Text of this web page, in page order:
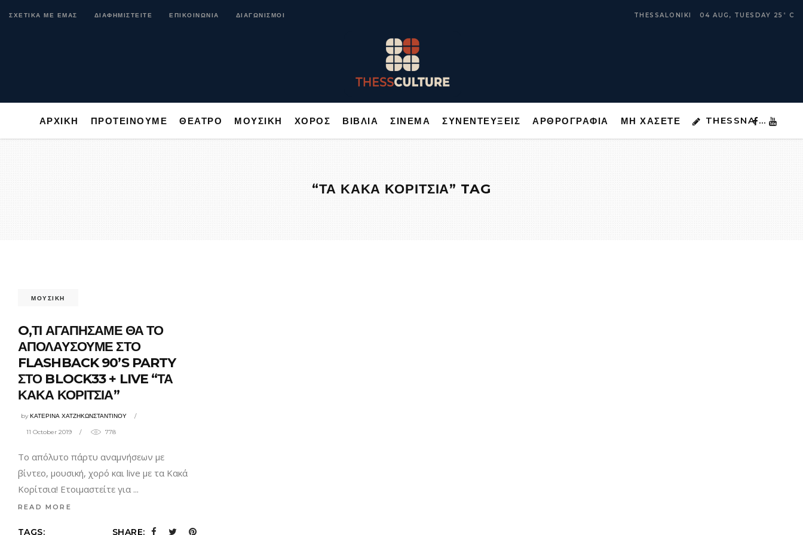
ΣΧΕΤΙΚΑ ΜΕ ΕΜΑΣ ΔΙΑΦΗΜΙΣΤΕΙΤΕ ΕΠΙΚΟΙΝΩΝΙΑ ΔΙΑΓΩΝΙΣΜΟΙ THESSALONIKI 04 AUG, TUESDAY 25 ° C
ΑΡΧΙΚΗ ΠΡΟΤΕΙΝΟΥΜΕ ΘΕΑΤΡΟ ΜΟΥΣΙΚΗ ΧΟΡΟΣ ΒΙΒΛΙΑ ΣΙΝΕΜΑ ΣΥΝΕΝΤΕΥΞΕΙΣ ΑΡΘΡΟΓΡΑΦΙΑ ΜΗ ΧΑΣΕΤΕ THESSNA …
ΑΡΧΙΚΗ ΠΡΟΤΕΙΝΟΥΜΕ ΘΕΑΤΡΟ ΜΟΥΣΙΚΗ ΜΗ ΧΑΣΕΤΕ THESSNA …
“ΤΑ ΚΑΚΑ ΚΟΡΙΤΣΙΑ” TAG
ΜΟΥΣΙΚΗ
O,ΤΙ ΑΓΑΠΗΣΑΜΕ ΘΑ ΤΟ
ΑΠΟΛΑΥΣΟΥΜΕ ΣΤΟ
FLASHBACK 90’S PARTY
ΣΤΟ BLOCK33 + LIVE “ΤΑ
ΚΑΚΑ ΚΟΡΙΤΣΙΑ”
byΚΑΤΕΡΙΝΑ ΧΑΤΖΗΚΩΝΣΤΑΝΤΙΝΟΥ
11 October 2019 778
Το απόλυτο πάρτυ αναμνήσεων με
βίντεο, μουσική, χορό και live με τα Κακά
Κορίτσια! Ετοιμαστείτε για
READ MORE
TAGS: SHARE: